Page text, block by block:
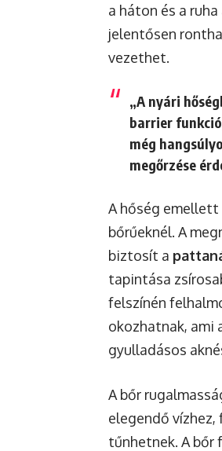
a háton és a
jelentősen
vezethet.
„A nyári
barrier
még
megőrzése
A hőség
bőrűeknél. A
biztosít a
tapintása
felszínén
okozhatnak, ami
gyulladásos
A bőr
elegendő
tűnhetnek. A bőr